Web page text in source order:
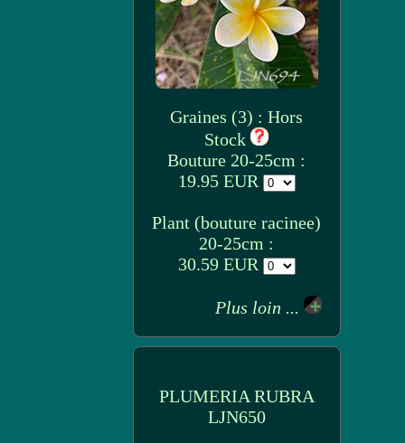
Graines (3) : Hors
Stock
Bouture 20-25cm :
19.95 EUR
Plant (bouture racinee)
20-25cm :
30.59 EUR
Plus loin ...
PLUMERIA RUBRA
LJN650